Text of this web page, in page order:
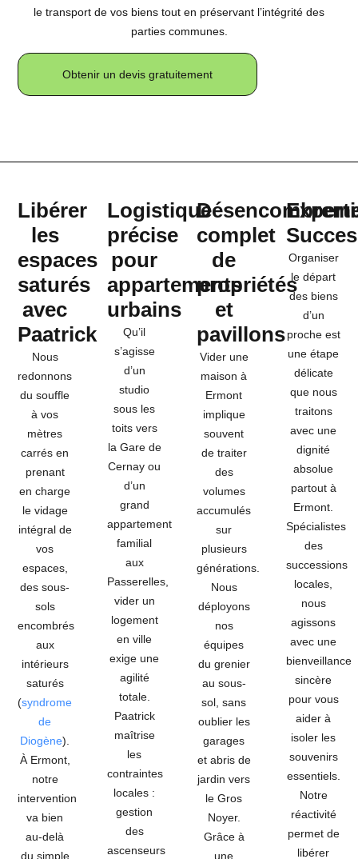
le transport de vos biens tout en préservant l’intégrité des
parties communes.
Obtenir un devis gratuitement
Libérer
les
espaces
saturés
avec
Paatrick
Nous
redonnons
du souffle
à vos
mètres
carrés en
prenant
en charge
le vidage
intégral de
vos
espaces,
des sous-
sols
encombrés
aux
intérieurs
saturés
(syndrome
de
Diogène).
À Ermont,
notre
intervention
va bien
au-delà
du simple
Logistique
précise
pour
appartements
urbains
Qu’il
s’agisse
d’un
studio
sous les
toits vers
la Gare de
Cernay ou
d’un
grand
appartement
familial
aux
Passerelles,
vider un
logement
en ville
exige une
agilité
totale.
Paatrick
maîtrise
les
contraintes
locales :
gestion
des
ascenseurs
complet
de
propriétés
et
pavillons
Vider une
maison à
Ermont
implique
souvent
de traiter
des
volumes
accumulés
sur
plusieurs
générations.
Nous
déployons
nos
équipes
du grenier
au sous-
sol, sans
oublier les
garages
et abris de
jardin vers
le Gros
Noyer.
Grâce à
une
Organiser
le départ
des biens
d’un
proche est
une étape
délicate
que nous
traitons
avec une
dignité
absolue
partout à
Ermont.
Spécialistes
des
successions
locales,
nous
agissons
avec une
bienveillance
sincère
pour vous
aider à
isoler les
souvenirs
essentiels.
Notre
réactivité
permet de
libérer